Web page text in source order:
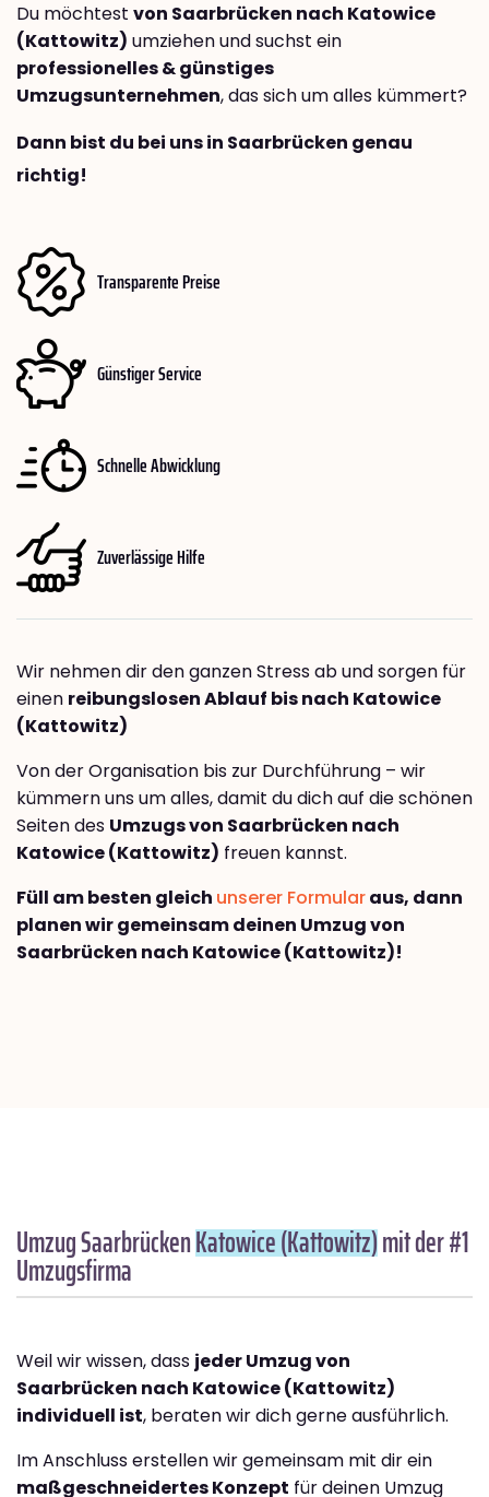
Du möchtest von Saarbrücken nach Katowice
(Kattowitz) umziehen und suchst ein
professionelles & günstiges
Umzugsunternehmen, das sich um alles kümmert?
Dann bist du bei uns in Saarbrücken genau
richtig!
Transparente Preise
Günstiger Service
Schnelle Abwicklung
Zuverlässige Hilfe
Wir nehmen dir den ganzen Stress ab und sorgen für
einen reibungslosen Ablauf bis nach Katowice
(Kattowitz)
Von der Organisation bis zur Durchführung – wir
kümmern uns um alles, damit du dich auf die schönen
Seiten des Umzugs von Saarbrücken nach
Katowice (Kattowitz) freuen kannst.
Füll am besten gleich unserer Formularaus, dann
planen wir gemeinsam deinen Umzug von
Saarbrücken nach Katowice (Kattowitz)!
Umzug SaarbrückenKatowice (Kattowitz)mit der #1
Umzugsfirma
Weil wir wissen, dass jeder Umzug von
Saarbrücken nach Katowice (Kattowitz)
individuell ist, beraten wir dich gerne ausführlich.
Im Anschluss erstellen wir gemeinsam mit dir ein
maßgeschneidertes Konzept für deinen Umzug